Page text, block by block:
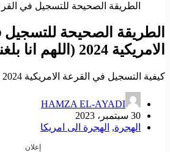
الطريقة الصحيحة للتسجيل في القرعة
الطريقة الصحيحة
الامريكية 2024 (اللهم انا بلغنا)
كيفية التسجيل في القرعة الامريكية 2024
HAMZA EL-AYADI
30 سبتمبر، 2023
الهجرة, الهجرة الى امريكا
إعلان